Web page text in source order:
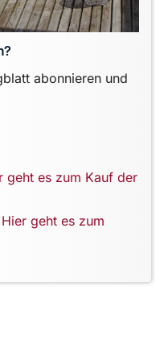
abonnieren und
geht es zum Kauf der
Hier geht es zum